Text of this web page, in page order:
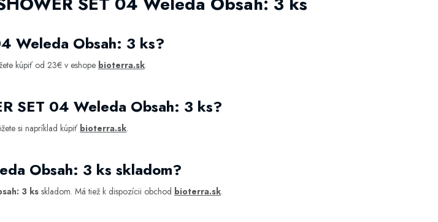
Weleda Obsah: 3 ks?
kúpiť od 23€ v eshope bioterra.sk.
SET 04 Weleda Obsah: 3 ks?
si napríklad kúpiť bioterra.sk.
Obsah: 3 ks skladom?
3 ks skladom. Má tiež k dispozícii obchod bioterra.sk.